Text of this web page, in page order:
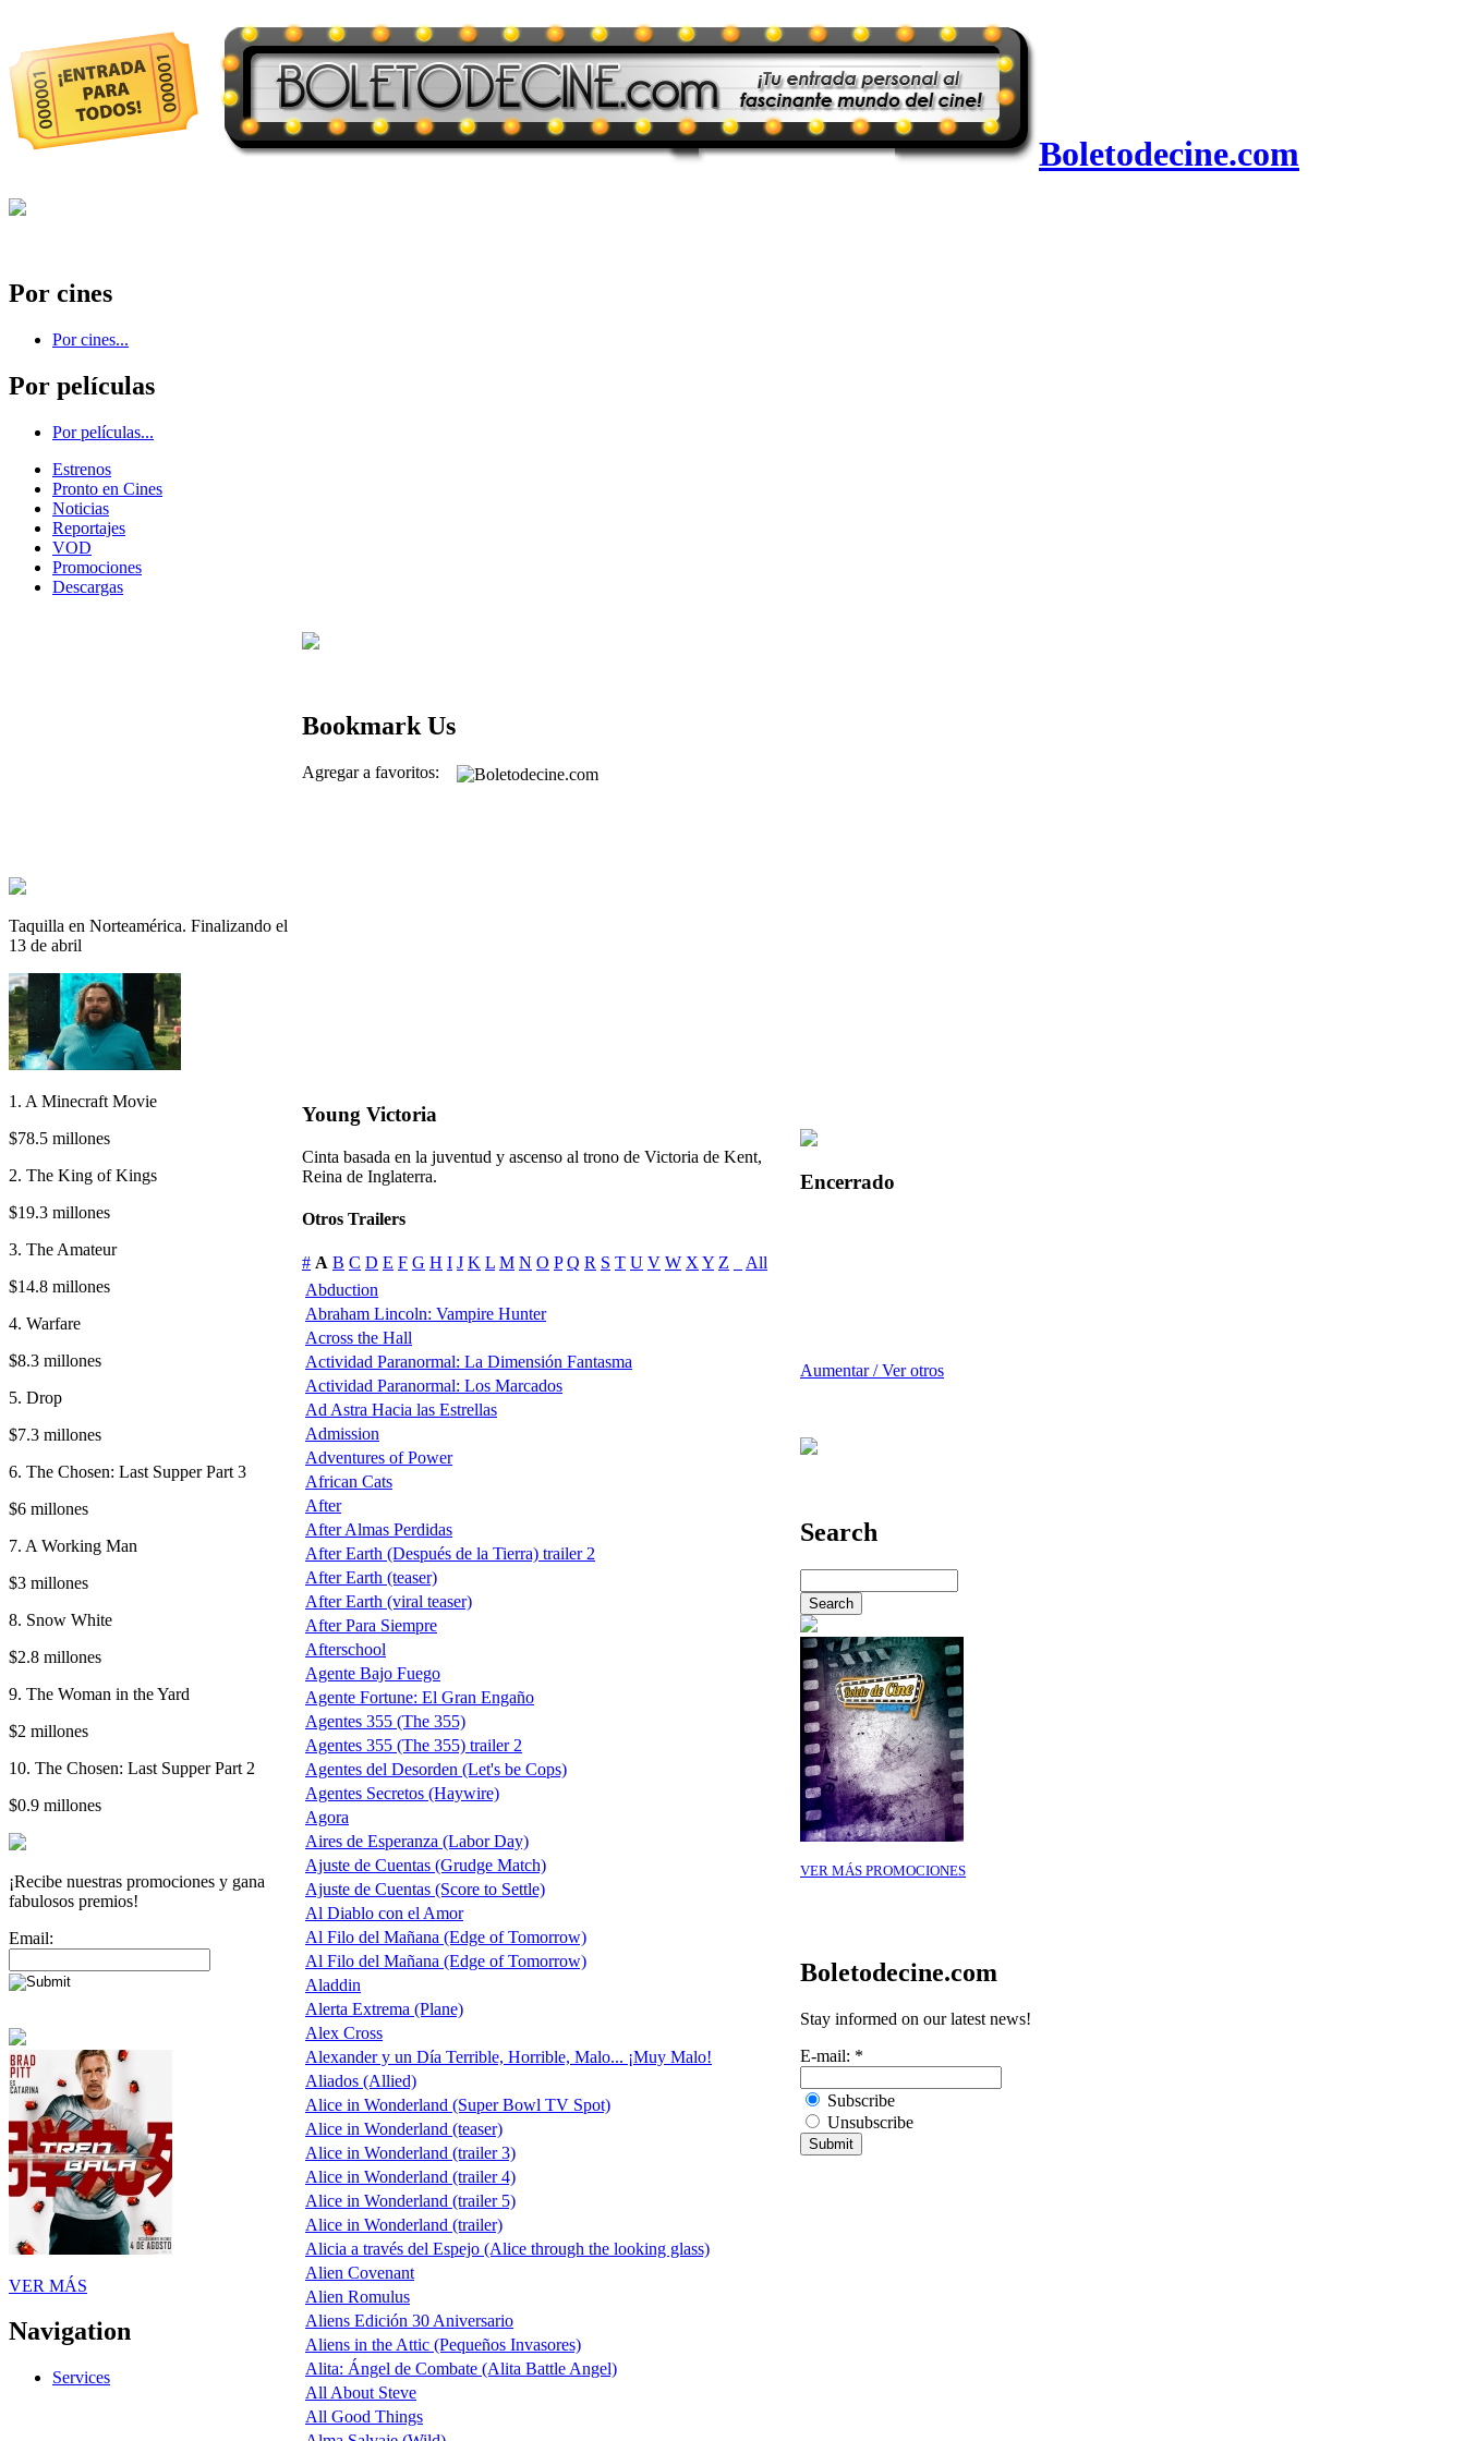
Boletodecine.com
Por cines
Por cines...
Por películas
Por películas...
Estrenos
Pronto en Cines
Noticias
Reportajes
VOD
Promociones
Descargas
Taquilla en Norteamérica. Finalizando el
13 de abril
1. A Minecraft Movie
$78.5 millones
2. The King of Kings
$19.3 millones
3. The Amateur
$14.8 millones
4. Warfare
$8.3 millones
5. Drop
$7.3 millones
6. The Chosen: Last Supper Part 3
$6 millones
7. A Working Man
$3 millones
8. Snow White
$2.8 millones
9. The Woman in the Yard
$2 millones
10. The Chosen: Last Supper Part 2
$0.9 millones
¡Recibe nuestras promociones y gana
fabulosos premios!
Email:
VER MÁS
Navigation
Services
Bookmark Us
Agregar a favoritos:
Young Victoria
Cinta basada en la juventud y ascenso al trono de Victoria de Kent,
Reina de Inglaterra.
Otros Trailers
# A B C D E F G H I J K L M N O P Q R S T U V W X Y Z
All
Abduction
Abraham Lincoln: Vampire Hunter
Across the Hall
Actividad Paranormal: La Dimensión Fantasma
Actividad Paranormal: Los Marcados
Ad Astra Hacia las Estrellas
Admission
Adventures of Power
African Cats
After
After Almas Perdidas
After Earth (Después de la Tierra) trailer 2
After Earth (teaser)
After Earth (viral teaser)
After Para Siempre
Afterschool
Agente Bajo Fuego
Agente Fortune: El Gran Engaño
Agentes 355 (The 355)
Agentes 355 (The 355) trailer 2
Agentes del Desorden (Let's be Cops)
Agentes Secretos (Haywire)
Agora
Aires de Esperanza (Labor Day)
Ajuste de Cuentas (Grudge Match)
Ajuste de Cuentas (Score to Settle)
Al Diablo con el Amor
Al Filo del Mañana (Edge of Tomorrow)
Al Filo del Mañana (Edge of Tomorrow)
Aladdin
Alerta Extrema (Plane)
Alex Cross
Alexander y un Día Terrible, Horrible, Malo... ¡Muy Malo!
Aliados (Allied)
Alice in Wonderland (Super Bowl TV Spot)
Alice in Wonderland (teaser)
Alice in Wonderland (trailer 3)
Alice in Wonderland (trailer 4)
Alice in Wonderland (trailer 5)
Alice in Wonderland (trailer)
Alicia a través del Espejo (Alice through the looking glass)
Alien Covenant
Alien Romulus
Aliens Edición 30 Aniversario
Aliens in the Attic (Pequeños Invasores)
Alita: Ángel de Combate (Alita Battle Angel)
All About Steve
All Good Things
Encerrado
Aumentar / Ver otros
Search
VER MÁS PROMOCIONES
Boletodecine.com
Stay informed on our latest news!
E-mail: *
Subscribe
Unsubscribe